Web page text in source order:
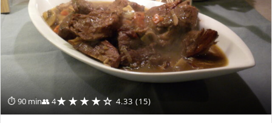
⏱ 90 min👥 4★★★★☆ 4.33 (15)